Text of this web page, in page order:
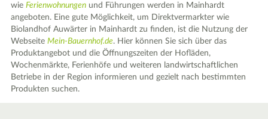
wieFerienwohnungen und Führungen werden in Mainhardt
angeboten. Eine gute Möglichkeit, um Direktvermarkter wie
Biolandhof Auwärter in Mainhardt zu finden, ist die Nutzung der
WebseiteMein-Bauernhof.de. Hier können Sie sich über das
Produktangebot und die Öffnungszeiten der Hofläden,
Wochenmärkte, Ferienhöfe und weiteren landwirtschaftlichen
Betriebe in der Region informieren und gezielt nach bestimmten
Produkten suchen.